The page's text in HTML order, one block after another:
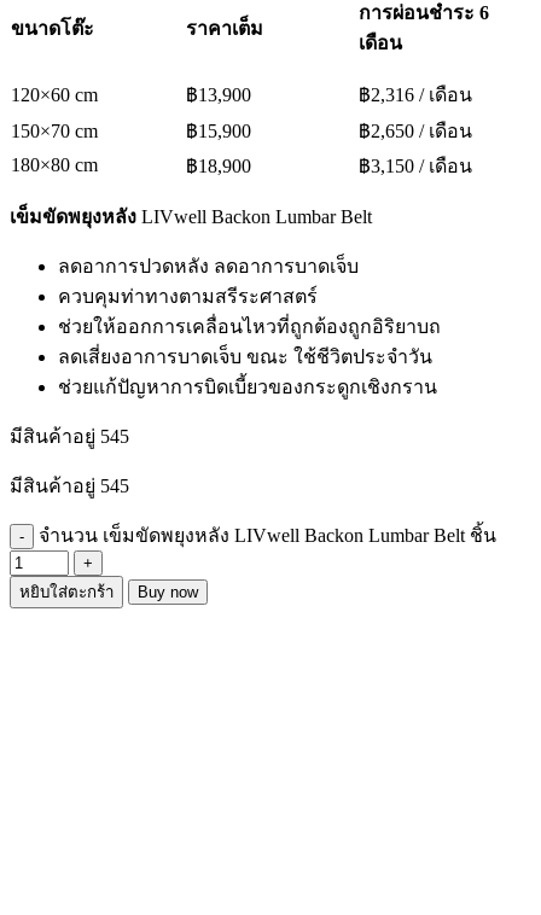
ขนาดโต๊ะ ราคาเต็ม
การผ่อนชำระ 6
เดือน
120×60 cm ฿13,900
฿2,316 / เดือน
150×70 cm
฿15,900
฿2,650 / เดือน
180×80 cm
฿18,900 ฿3,150 / เดือน
เข็มขัดพยุงหลัง LIVwell Backon Lumbar Belt
ลดอาการปวดหลัง ลดอาการบาดเจ็บ
ควบคุมท่าทางตามสรีระศาสตร์
ช่วยให้ออกการเคลื่อนไหวที่ถูกต้องถูกอิริยาบถ
ลดเสี่ยงอาการบาดเจ็บ ขณะ ใช้ชีวิตประจำวัน
ช่วยแก้ปัญหาการบิดเบี้ยวของกระดูกเชิงกราน
มีสินค้าอยู่ 545
มีสินค้าอยู่ 545
จำนวน เข็มขัดพยุงหลัง LIVwell Backon Lumbar Belt ชิ้น
หยิบใส่ตะกร้า Buy now